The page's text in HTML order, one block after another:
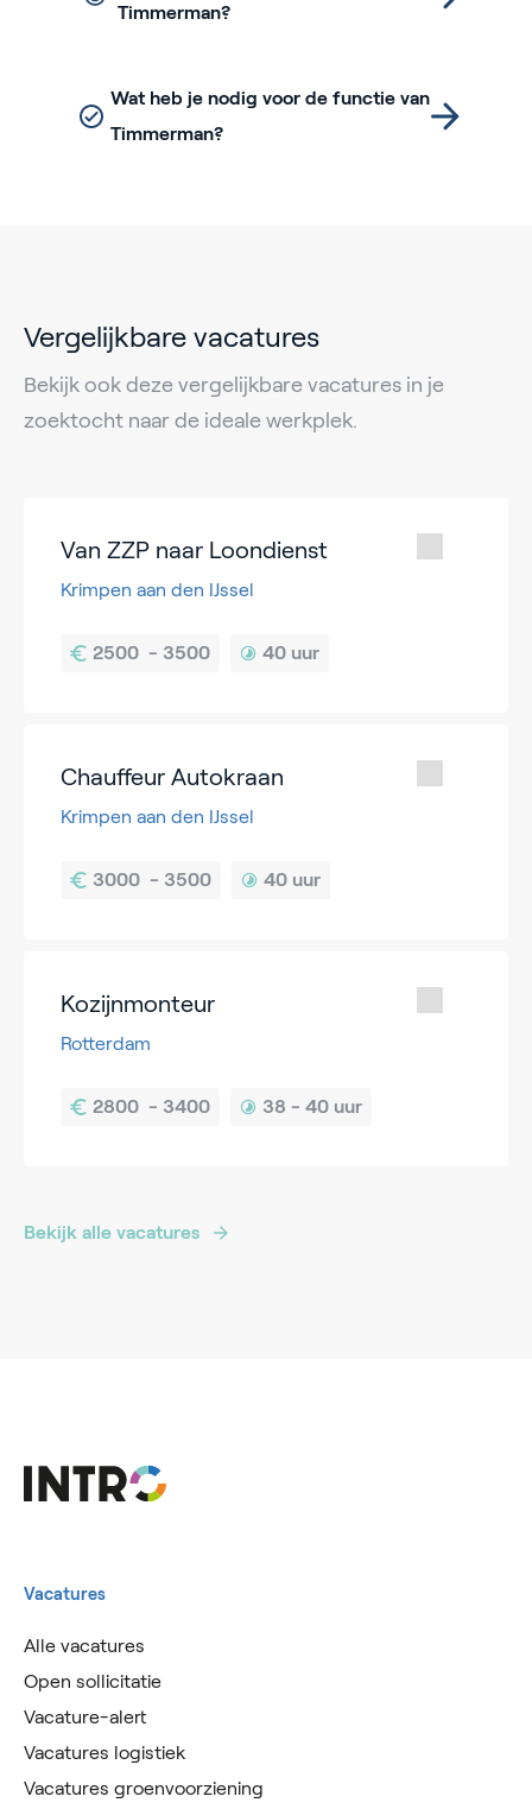
Timmerman?
Wat heb je nodig voor de functie van
Timmerman?
Vergelijkbare vacatures
Bekijk ook deze vergelijkbare vacatures in je
zoektocht naar de ideale werkplek.
Van ZZP naar Loondienst
Krimpen aan den IJssel
40 uur
Chauffeur Autokraan
Krimpen aan den IJssel
40 uur
Kozijnmonteur
Rotterdam
38 - 40 uur
Bekijk alle vacatures
Vacatures
Alle vacatures
Open sollicitatie
Vacature-alert
Vacatures logistiek
Vacatures groenvoorziening